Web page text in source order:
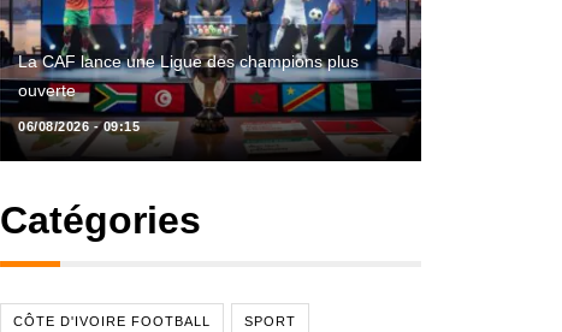
La CAF lance une Ligue des champions plus
ouverte
06/08/2026 - 09:15
Catégories
CÔTE D'IVOIRE FOOTBALL SPORT